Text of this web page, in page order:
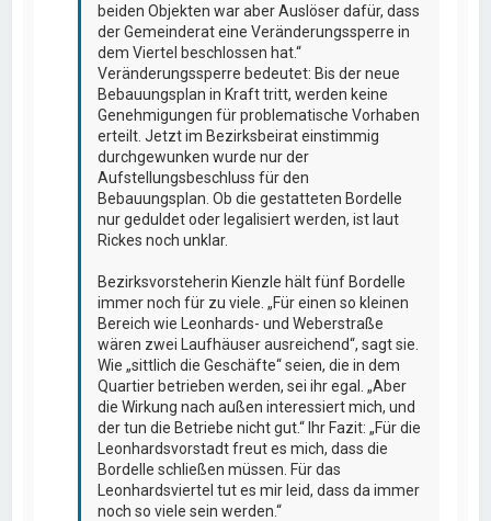
beiden Objekten war aber Auslöser dafür, dass
der Gemeinderat eine Veränderungssperre in
dem Viertel beschlossen hat.“
Veränderungssperre bedeutet: Bis der neue
Bebauungsplan in Kraft tritt, werden keine
Genehmigungen für problematische Vorhaben
erteilt. Jetzt im Bezirksbeirat einstimmig
durchgewunken wurde nur der
Aufstellungsbeschluss für den
Bebauungsplan. Ob die gestatteten Bordelle
nur geduldet oder legalisiert werden, ist laut
Rickes noch unklar.
Bezirksvorsteherin Kienzle hält fünf Bordelle
immer noch für zu viele. „Für einen so kleinen
Bereich wie Leonhards- und Weberstraße
wären zwei Laufhäuser ausreichend“, sagt sie.
Wie „sittlich die Geschäfte“ seien, die in dem
Quartier betrieben werden, sei ihr egal. „Aber
die Wirkung nach außen interessiert mich, und
der tun die Betriebe nicht gut.“ Ihr Fazit: „Für die
Leonhardsvorstadt freut es mich, dass die
Bordelle schließen müssen. Für das
Leonhardsviertel tut es mir leid, dass da immer
noch so viele sein werden.“